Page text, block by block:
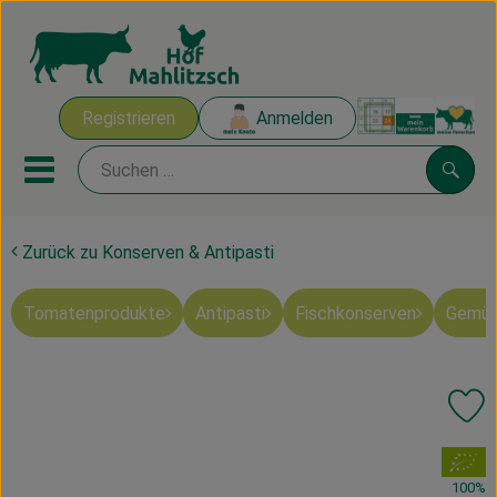
Registrieren Anmelden
Mobiles Menu öffnen oder
Ökokisten
Mahlitzscher Produkte
Zurück zu Konserven & Antipasti
Tomatenprodukte Antipasti Fischkonserven
, Verband:
100%